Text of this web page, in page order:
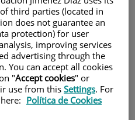
third parties (located in
does not guarantee an
protection) for user
improving services
advertising through the
You can accept all cookies
"Accept cookies" or
use from this Settings. For
Política de Cookies